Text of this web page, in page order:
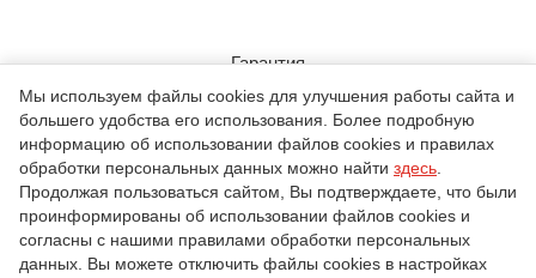
Гарантия
Контакты
О компании
Мы используем файлы cookies для улучшения работы сайта и
большего удобства его использования. Более подробную
информацию об использовании файлов cookies и правилах
обработки персональных данных можно найти здесь
Продолжая пользоваться сайтом, Вы подтверждаете, что были
проинформированы об использовании файлов cookies и
согласны с нашими правилами обработки персональных
данных. Вы можете отключить файлы cookies в настройках